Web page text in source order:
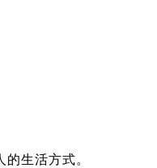
生活方式。